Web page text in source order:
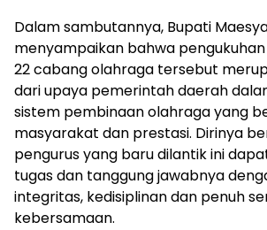
Dalam sambutannya, Bupati
menyampaikan bahwa
22 cabang olahraga tersebut
dari upaya pemerintah daerah
sistem pembinaan olahraga yang
masyarakat dan prestasi. Dirinya
pengurus yang baru dilantik ini
tugas dan tanggung jawabnya
integritas, kedisiplinan dan penuh
kebersamaan.